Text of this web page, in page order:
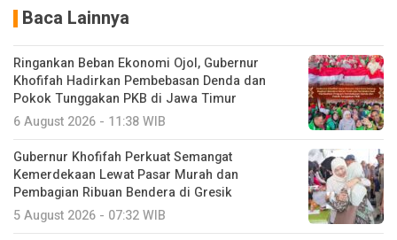
Baca Lainnya
Ringankan Beban Ekonomi Ojol, Gubernur
Khofifah Hadirkan Pembebasan Denda dan
Pokok Tunggakan PKB di Jawa Timur
6 August 2026 - 11:38 WIB
Gubernur Khofifah Perkuat Semangat
Kemerdekaan Lewat Pasar Murah dan
Pembagian Ribuan Bendera di Gresik
5 August 2026 - 07:32 WIB